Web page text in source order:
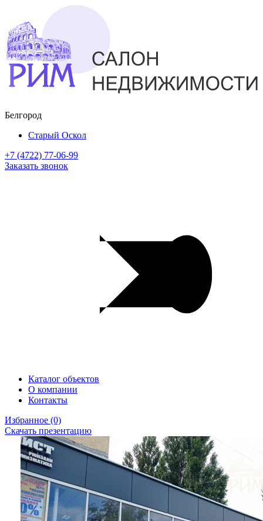
Белгород
Старый Оскол
+7 (4722) 77-06-99
Заказать звонок
Каталог объектов
О компании
Контакты
Избранное (0)
Скачать презентацию